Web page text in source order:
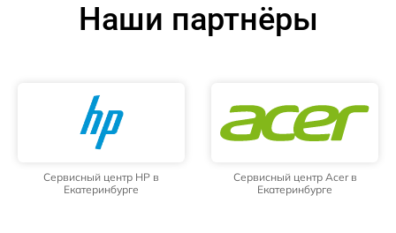
Наши партнёры
Сервисный центр HP в
Екатеринбурге
Сервисный центр Acer в
Екатеринбурге